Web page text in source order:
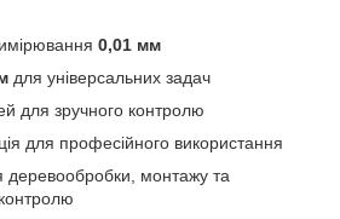
0,01 мм
для універсальних задач
для зручного контролю
для професійного використання
монтажу та